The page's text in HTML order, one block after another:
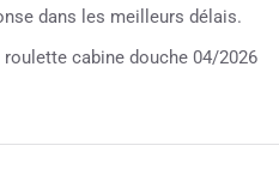
dans les meilleurs délais.
cabine douche 04/2026